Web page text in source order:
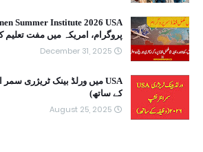
پروگرام، امریکہ میں مفت تعلیم
December 31, 2025
کے ساتھ)
August 25, 2025